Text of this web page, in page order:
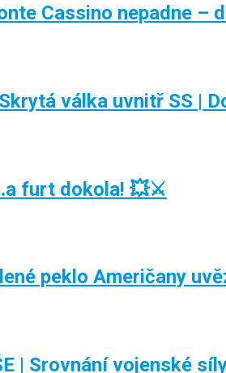
Cassino nepadne
válka uvnitř SS |
furt dokola! 💥⚔️
peklo Američany
| Srovnání vojenské